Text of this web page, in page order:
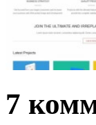
7